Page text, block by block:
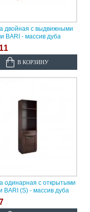
двойная с выдвижными
BARI - массив дуба
В КОРЗИНУ
одинарная с открытыми
BARI (S) - массив дуба